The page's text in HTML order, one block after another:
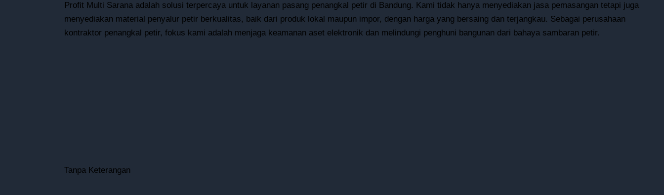
Profit Multi Sarana adalah solusi terpercaya untuk layanan pasang penangkal petir di Bandung. Kami tidak hanya menyediakan jasa pemasangan tetapi juga
menyediakan material penyalur petir berkualitas, baik dari produk lokal maupun impor, dengan harga yang bersaing dan terjangkau. Sebagai perusahaan
kontraktor penangkal petir, fokus kami adalah menjaga keamanan aset elektronik dan melindungi penghuni bangunan dari bahaya sambaran petir.
Tanpa Keterangan